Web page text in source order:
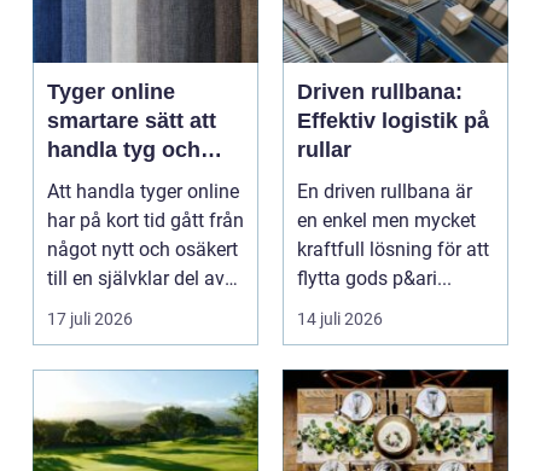
Tyger online
smartare sätt att
handla tyg och
hemtextil
Att handla tyger online
har på kort tid gått från
något nytt och osäkert
till en självklar del av
må...
17 juli 2026
Driven rullbana:
Effektiv logistik på
rullar
En driven rullbana är
en enkel men mycket
kraftfull lösning för att
flytta gods p&ari...
14 juli 2026